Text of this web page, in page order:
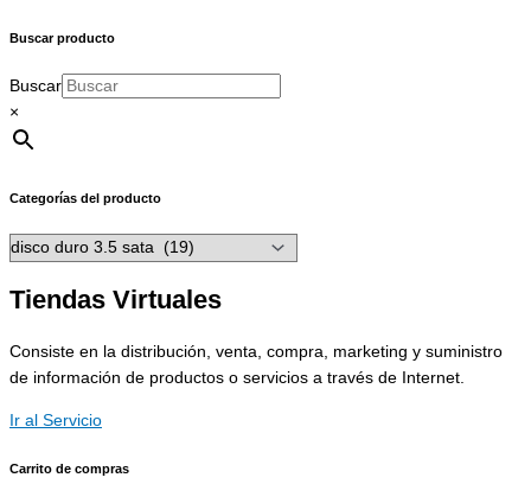
Buscar producto
Buscar
×
Categorías del producto
Tiendas Virtuales
Consiste en la distribución, venta, compra, marketing y suministro
de información de productos o servicios a través de Internet.
Ir al Servicio
Carrito de compras